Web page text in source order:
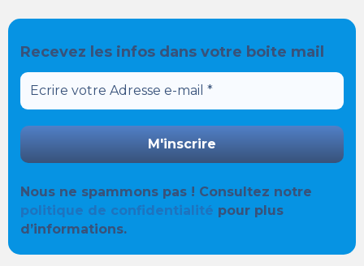
Recevez les infos dans votre boite mail
Nous ne spammons pas ! Consultez notre
politique de confidentialité pour plus
d’informations.